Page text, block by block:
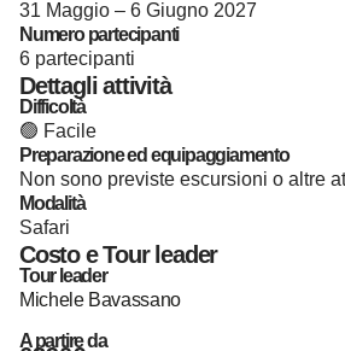
31 Maggio – 6 Giugno 2027
Numero partecipanti
6 partecipanti
Dettagli attività
Difficoltà
🟢 Facile
Preparazione ed equipaggiamento
Non sono previste escursioni o altre
Modalità
Safari
Costo e Tour leader
Tour leader
Michele Bavassano
A partire da